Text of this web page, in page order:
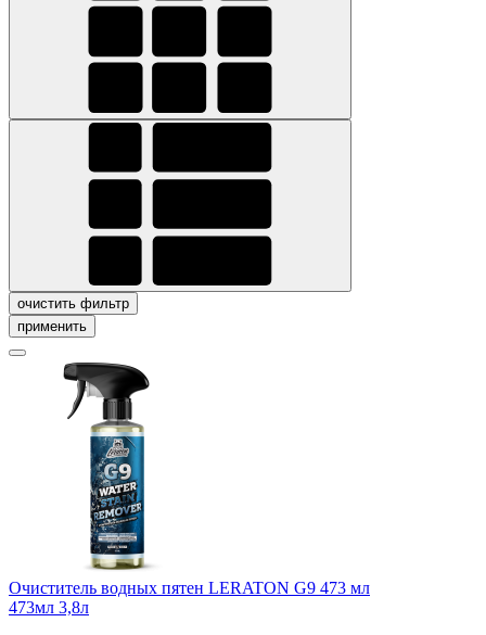
очистить фильтр
применить
Очиститель водных пятен LERATON G9 473 мл
473мл 3,8л